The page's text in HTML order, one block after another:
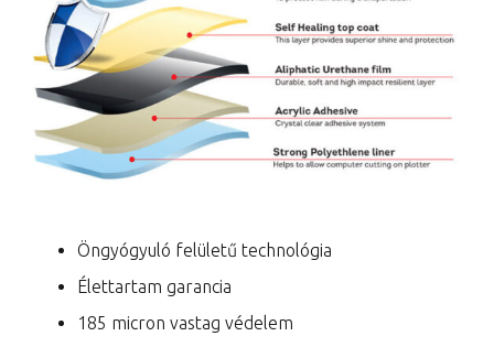
Öngyógyuló felületű technológia
Élettartam garancia
185 micron vastag védelem